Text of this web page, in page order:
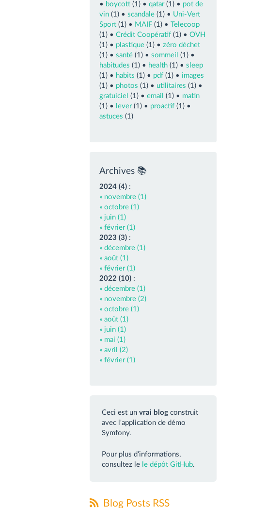
• boycott(1) • qatar(1) • pot de
vin(1) • scandale(1) • Uni-Vert
Sport(1) • MAIF(1) • Telecoop
(1) • Crédit Coopératif(1) • OVH
(1) • plastique(1) • zéro déchet
(1) • santé(1) • sommeil (1) •
habitudes (1) • health(1) • sleep
(1) • habits (1) • pdf(1) • images
(1) • photos (1) • utilitaires (1) •
gratuiciel (1) • email (1) • matin
(1) •
lever(1) • proactif(1) •
astuces (1)
Archives 📚
2024 (4):
» novembre (1)
» octobre (1)
» juin (1)
» février (1)
2023 (3):
» décembre (1)
» août (1)
» février (1)
2022 (10):
» décembre (1)
» novembre (2)
» octobre (1)
» août (1)
» juin (1)
» mai (1)
» avril (2)
» février (1)
Ceci est un vrai blogconstruit
avec l'application de démo
Symfony.
Pour plus d'informations,
consultez le le dépôt GitHub.
Blog Posts RSS